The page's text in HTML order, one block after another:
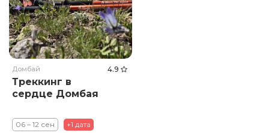
Домбай 4.9
Треккинг в
сердце Домбая
06 – 12 сен +1 дата